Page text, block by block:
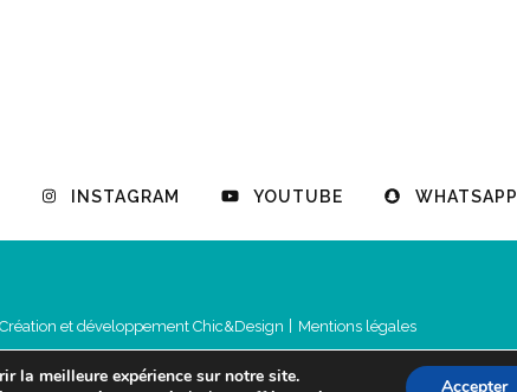
INSTAGRAM YOUTUBE WHATSAPP
Création et développement Chic&Design Mentions légales
la meilleure expérience sur notre site.
Accepter